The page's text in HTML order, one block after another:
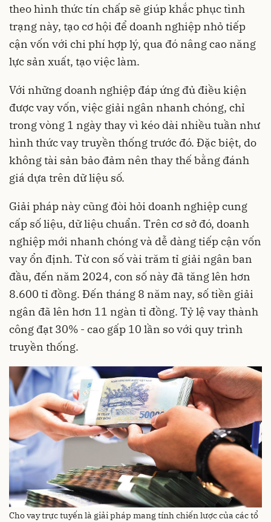
theo hình thức tín chấp sẽ giúp khắc phục tình
trạng này, tạo cơ hội để doanh nghiệp nhỏ tiếp
cận vốn với chi phí hợp lý, qua đó nâng cao năng
lực sản xuất, tạo việc làm.
Với những doanh nghiệp đáp ứng đủ điều kiện
được vay vốn, việc giải ngân nhanh chóng, chỉ
trong vòng 1 ngày thay vì kéo dài nhiều tuần như
hình thức vay truyền thống trước đó. Đặc biệt, do
không tài sản bảo đảm nên thay thế bằng đánh
giá dựa trên dữ liệu số.
Giải pháp này cũng đòi hỏi doanh nghiệp cung
cấp số liệu, dữ liệu chuẩn. Trên cơ sở đó, doanh
nghiệp mới nhanh chóng và dễ dàng tiếp cận vốn
vay ổn định. Từ con số vài trăm tỉ giải ngân ban
đầu, đến năm 2024, con số này đã tăng lên hơn
8.600 tỉ đồng. Đến tháng 8 năm nay, số tiền giải
ngân đã lên hơn 11 ngàn tỉ đồng. Tỷ lệ vay thành
công đạt 30% - cao gấp 10 lần so với quy trình
truyền thống.
Cho vay trực tuyến là giải pháp mang tính chiến lược của các tổ